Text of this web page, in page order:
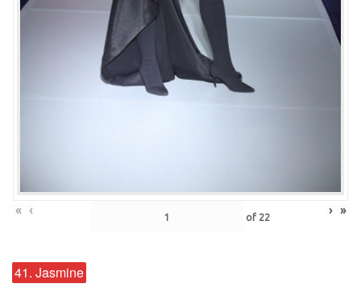
« ‹ of 22 › »
41. Jasmine